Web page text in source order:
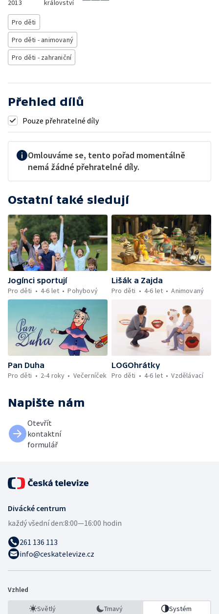
2013
království
Pro děti
Pro děti - animovaný
Pro děti - zahraniční
Přehled dílů
Pouze přehratelné díly
Omlouváme se, tento pořad momentálně
nemá žádné přehratelné díly.
Ostatní také sledují
Jogínci sportují
Pro děti
4-6 let Pohybový
Lišák a Zajda
Pro děti
4-6 let Animovaný
Pan Duha
Pro děti
2-4 roky Večerníček
LOGOhrátky
Pro děti
4-6 let Vzdělávací
Napište nám
Otevřít
kontaktní
formulář
Divácké centrum
každý všední den:8:00—16:00 hodin
261 136 113
info@ceskatelevize.cz
Vzhled
Světlý Tmavý Systém